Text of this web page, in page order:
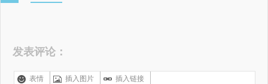
发表评论：
表情 插入图片 插入链接